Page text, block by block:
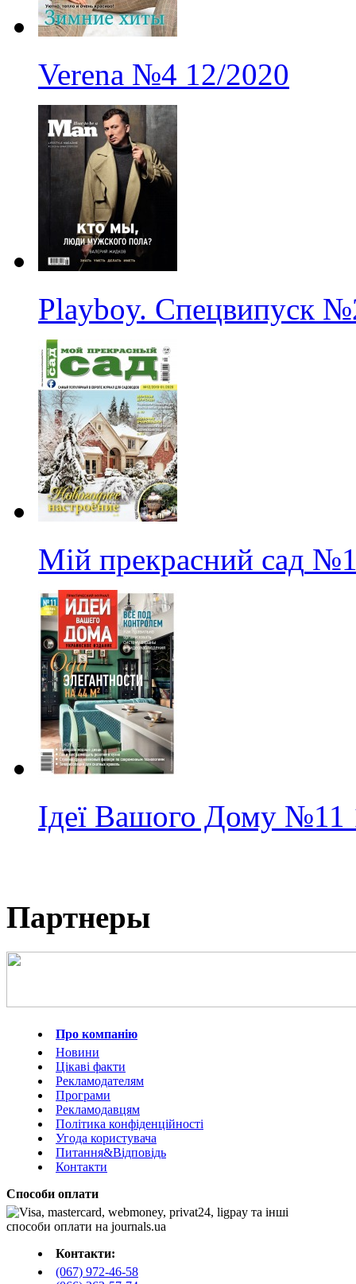
Verena №4 12/2020
Playboy. Спецвипуск
Мій прекрасний сад
Ідеї Вашого Дому №11
Партнеры
Про компанію
Новини
Цікаві факти
Рекламодателям
Програми
Рекламодавцям
Політика конфіденційності
Угода користувача
Питання&Відповідь
Контакти
Способи оплати
Контакти:
(067) 972-46-58